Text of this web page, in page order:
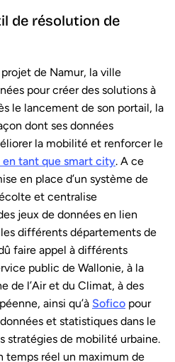
de résolution de
de Namur, la ville
pour créer des solutions à
le lancement de son portail, la
dont ses données
la mobilité et renforcer le
tant que smart city. A ce
en place d’un système de
et centralise
jeux de données en lien
différents départements de
faire appel à différents
public de Wallonie, à la
de l’Air et du Climat, à des
ainsi qu’à Sofico pour
et statistiques dans le
stratégies de mobilité urbaine.
temps réel un maximum de